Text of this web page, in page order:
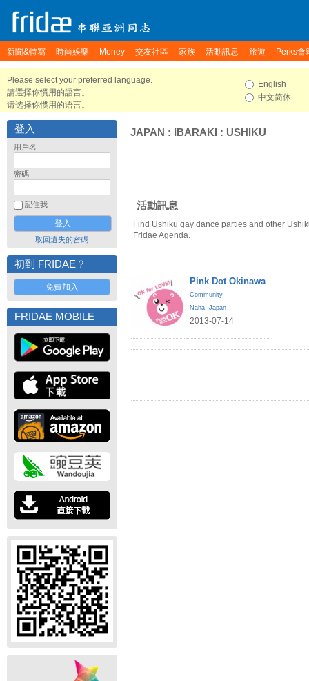
新聞&特寫 時尚娛樂 Money 交友社區 家族 活動訊息 旅遊 Perks會
Please select your preferred language.
請選擇你慣用的語言。
请选择你惯用的语言。
English
中文简体
登入
用戶名
密碼
記住我
取回遺失的密碼
初到 FRIDAE？
免費加入
FRIDAE MOBILE
JAPAN : IBARAKI : USHIKU
活動訊息
Find Ushiku gay dance parties and other
Fridae Agenda.
Pink Dot Okinawa
Community
Naha, Japan
2013-07-14